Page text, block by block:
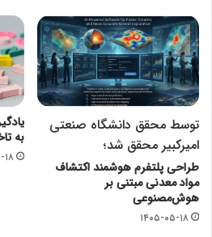
توسط محقق دانشگاه صنعتی
امیرکبیر محقق شد؛
طراحی پلتفرم هوشمند اکتشاف
مواد معدنی مبتنی بر
هوش‌مصنوعی
۱۴۰۵-۰۵-۱۸
به